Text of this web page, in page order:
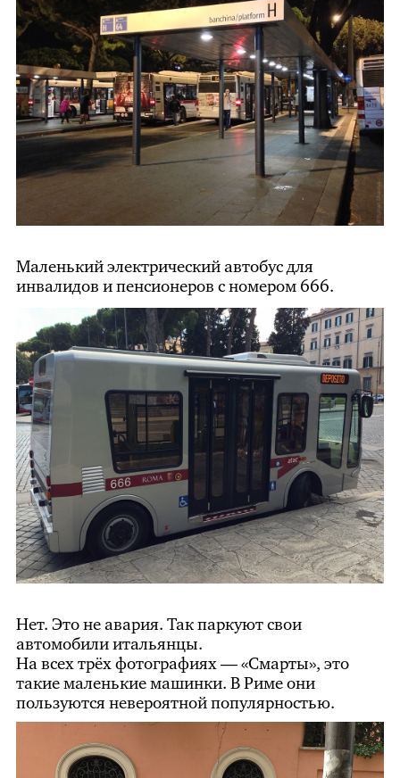
Маленький электрический автобус для
инвалидов и пенсионеров с номером 666.
Нет. Это не авария. Так паркуют свои
автомобили итальянцы.
На всех трёх фотографиях — «Смарты», это
такие маленькие машинки. В Риме они
пользуются невероятной популярностью.